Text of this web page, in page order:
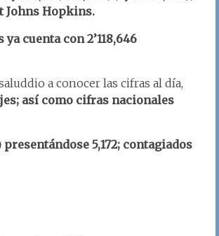
Johns Hopkins.
cuenta con 2’118,646
a conocer las cifras al día,
así como cifras nacionales
presentándose 5,172; contagiados